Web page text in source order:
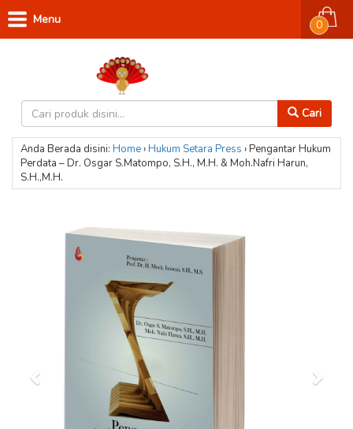
Cari
0
Menu
Anda Berada disini: Home›Hukum Setara Press ›Pengantar Hukum
Perdata – Dr. Osgar S.Matompo, S.H., M.H. & Moh.Nafri Harun,
S.H.,M.H.